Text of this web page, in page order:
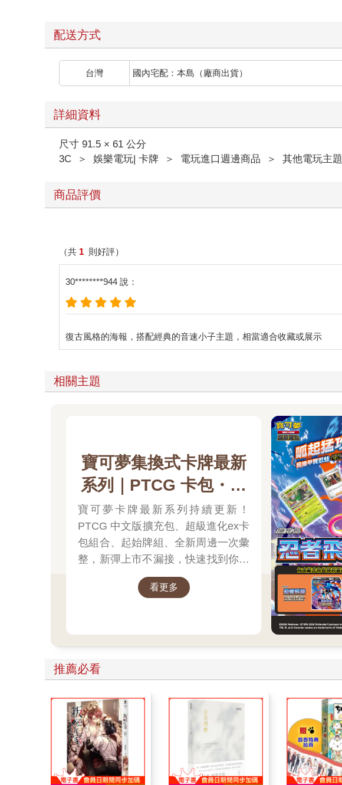
配送方式
台灣 國內宅配：本島（廠商出貨）
詳細資料
尺寸 91.5 × 61 公分
3C
＞ 娛樂電玩| 卡牌 ＞ 電玩進口週邊商品 ＞ 其他電玩主題
商品評價
（共 1 則好評）
30********944 說：
相關主題
寶可夢集換式卡牌最新
系列｜PTCG 卡包・擴
充包・起始牌組．最新
卡牌＆組合一次看
寶可夢卡牌最新系列持續更新！
PTCG 中文版擴充包、超級進化ex卡
包組合、起始牌組、全新周邊一次彙
整，新彈上市不漏接，快速找到你要
的寶可夢卡牌！
看更多
推薦必看